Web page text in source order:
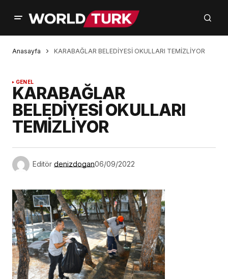
Anasayfa KARABAĞLAR BELEDİYESİ OKULLARI TEMİZLİYOR
GENEL
KARABAĞLAR
BELEDİYESİ OKULLARI
TEMİZLİYOR
Editör denizdogan06/09/2022